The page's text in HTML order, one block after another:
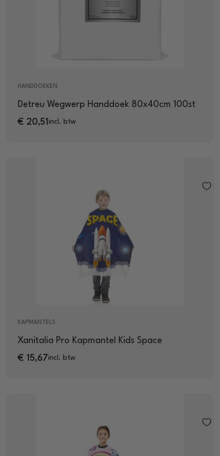
HANDDOEKEN
Detreu Wegwerp Handdoek 80x40cm 100st
€ 20,51 incl. btw
KAPMANTELS
Xanitalia Pro Kapmantel Kids Space
€ 15,67incl. btw